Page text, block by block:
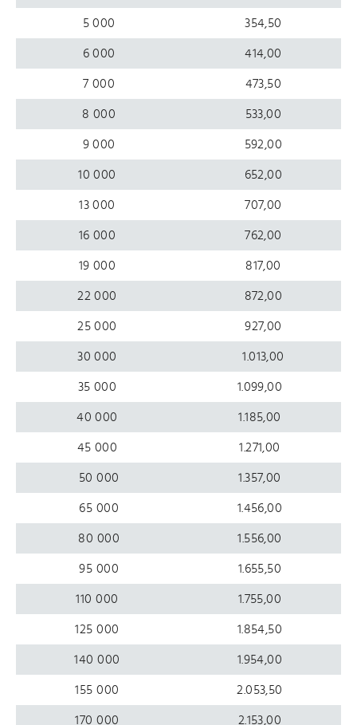
5 000 354,50
6 000 414,00
7 000 473,50
8 000 533,00
9 000 592,00
10 000 652,00
13 000 707,00
16 000 762,00
19 000 817,00
22 000 872,00
25 000 927,00
30 000 1.013,00
35 000 1.099,00
40 000 1.185,00
45 000 1.271,00
50 000 1.357,00
65 000 1.456,00
80 000 1.556,00
95 000 1.655,50
110 000 1.755,00
125 000 1.854,50
140 000 1.954,00
155 000 2.053,50
170 000 2.153,00